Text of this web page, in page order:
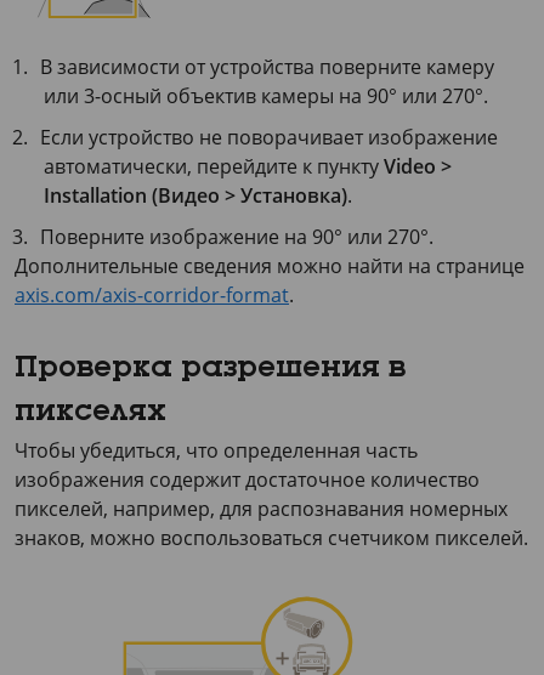
В зависимости от устройства поверните камеру
или 3-осный объектив камеры на 90° или 270°.
Если устройство не поворачивает изображение
автоматически, перейдите к пунктуVideo >
Installation (Видео > Установка).
Поверните изображение на 90° или 270°.
Дополнительные сведения можно найти на странице
axis.com/axis-corridor-format.
Проверка разрешения в
пикселях
Чтобы убедиться, что определенная часть
изображения содержит достаточное количество
пикселей, например, для распознавания номерных
знаков, можно воспользоваться счетчиком пикселей.